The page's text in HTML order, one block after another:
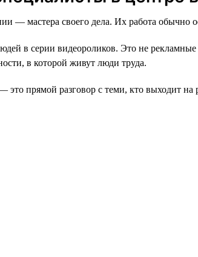
— мастера своего дела. Их работа обычно
в серии видеороликов. Это не
в которой живут люди труда.
это прямой разговор с теми, кто выходит